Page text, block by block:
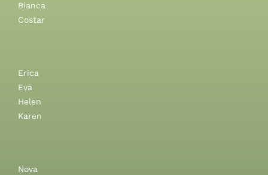
Bianca
Costar
Erica
Eva
Helen
Karen
Nova